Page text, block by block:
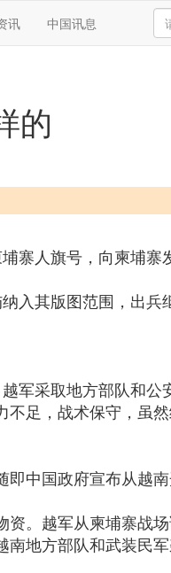
讯 中国讯息
的
寨人旗号，向柬埔
入其版图范围，出
军采取地方部队和公
足，战术保守，虽
中国政府宣布从越南
。越军从柬埔寨战
地方部队和武装民